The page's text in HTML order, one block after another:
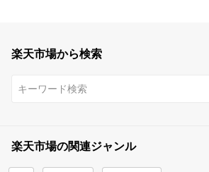
楽天市場から検索
楽天市場の関連ジャンル